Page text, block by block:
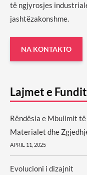
të ngjyrosjes
jashtëzakonshme.
NA KONTAKTO
Lajmet e Fundit
Rëndësia e Mbulimit
Materialet dhe
APRIL 11, 2025
Evolucioni i dizajnit